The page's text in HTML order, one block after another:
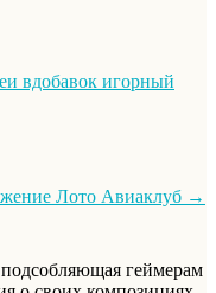
вдобавок игорный
Лото Авиаклуб →
подсобляющая геймерам